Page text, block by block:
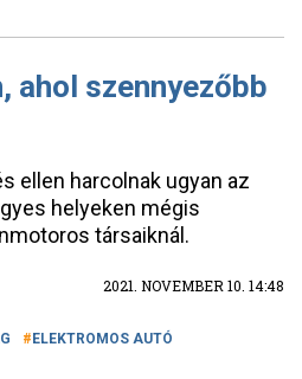
ahol szennyezőbb
ellen harcolnak ugyan az
helyeken mégis
társaiknál.
2021. NOVEMBER 10. 14:48
ELEKTROMOS AUTÓ